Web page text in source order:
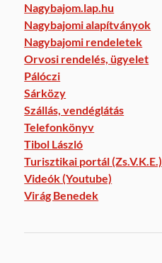
Nagybajom.lap.hu
Nagybajomi alapítványok
Nagybajomi rendeletek
Orvosi rendelés, ügyelet
Pálóczi
Sárközy
Szállás, vendéglátás
Telefonkönyv
Tibol László
Turisztikai portál (Zs.V.K.E.)
Videók (Youtube)
Virág Benedek